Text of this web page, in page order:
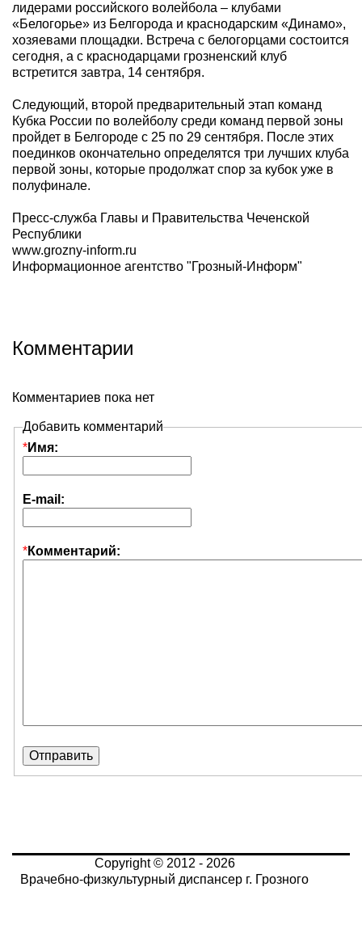
лидерами российского волейбола – клубами
«Белогорье» из Белгорода и краснодарским «Динамо»,
хозяевами площадки. Встреча с белогорцами состоится
сегодня, а с краснодарцами грозненский клуб
встретится завтра, 14 сентября.
Следующий, второй предварительный этап команд
Кубка России по волейболу среди команд первой зоны
пройдет в Белгороде с 25 по 29 сентября. После этих
поединков окончательно определятся три лучших клуба
первой зоны, которые продолжат спор за кубок уже в
полуфинале.
Пресс-служба Главы и Правительства Чеченской
Республики
www.grozny-inform.ru
Информационное агентство "Грозный-Информ"
Комментарии
Комментариев пока нет
Добавить комментарий
*Имя:
E-mail:
*Комментарий:
Copyright © 2012 - 2026
Врачебно-физкультурный диспансер г. Грозного